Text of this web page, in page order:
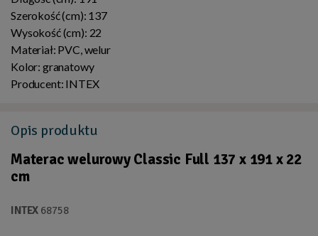
Szerokość (cm): 137
Wysokość (cm): 22
Materiał: PVC, welur
Kolor: granatowy
Producent: INTEX
Opis produktu
Materac welurowy Classic Full 137 x 191 x 22
cm
INTEX 68758